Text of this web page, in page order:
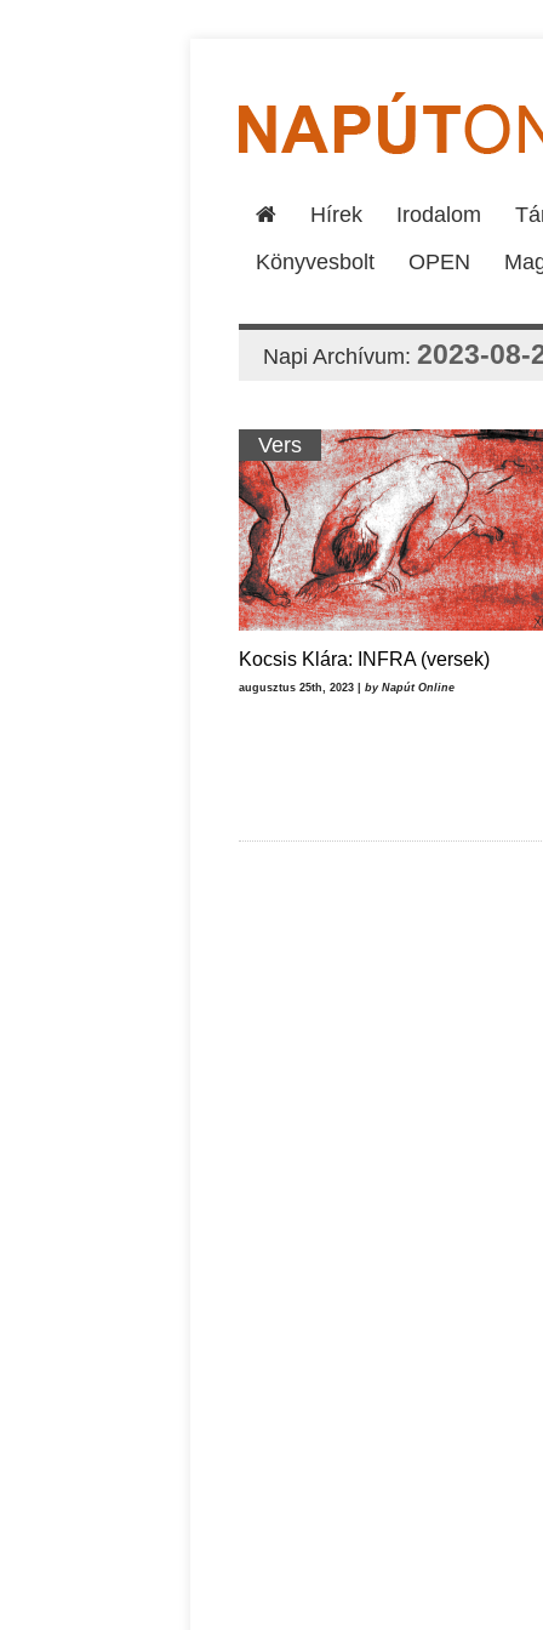
Hírek Irodalom
Könyvesbolt
OPEN
Napi Archívum: 2023-08-
Vers
Kocsis Klára: INFRA (versek)
augusztus 25th, 2023 | by Napút Online